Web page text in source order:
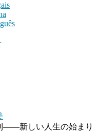
――新しい人生の始まり